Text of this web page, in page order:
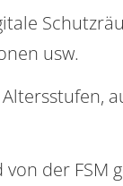
usw.
der FSM